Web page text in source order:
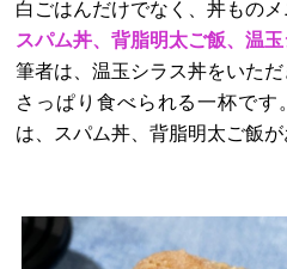
白ごはんだけでなく、丼もの
スパム丼、背脂明太ご飯、温
筆者は、温玉シラス丼をいただ
さっぱり食べられる一杯です
は、スパム丼、背脂明太ご飯が